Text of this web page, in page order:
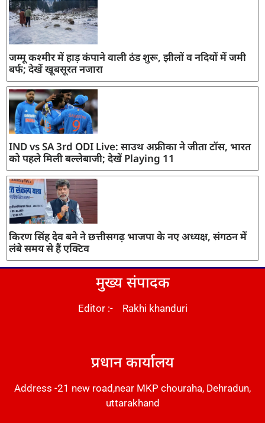
जम्मू कश्मीर में हाड़ कंपाने वाली ठंड शुरू, झीलों व नदियों में जमी
बर्फ; देखें खूबसूरत नजारा
IND vs SA 3rd ODI Live: साउथ अफ्रीका ने जीता टॉस, भारत
को पहले मिली बल्लेबाजी; देखें Playing 11
किरण सिंह देव बने ने छत्तीसगढ़ भाजपा के नए अध्यक्ष, संगठन में
लंबे समय से हैं एक्टिव
मुख्य संपादक
Editor :- Rakhi khanduri
प्रधान कार्यालय
Address -21 new road,near MKP chouraha, Dehradun,
uttarakhand